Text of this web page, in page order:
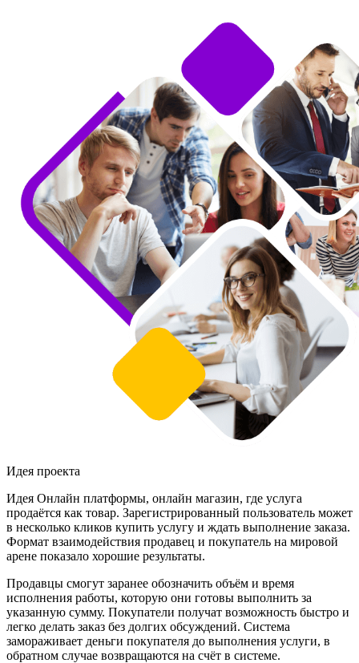
Идея проекта
Идея Онлайн платформы, онлайн магазин, где услуга
продаётся как товар. Зарегистрированный пользователь может
в несколько кликов купить услугу и ждать выполнение заказа.
Формат взаимодействия продавец и покупатель на мировой
арене показало хорошие результаты.
Продавцы смогут заранее обозначить объём и время
исполнения работы, которую они готовы выполнить за
указанную сумму. Покупатели получат возможность быстро и
легко делать заказ без долгих обсуждений. Система
замораживает деньги покупателя до выполнения услуги, в
обратном случае возвращаются на счёт в системе.